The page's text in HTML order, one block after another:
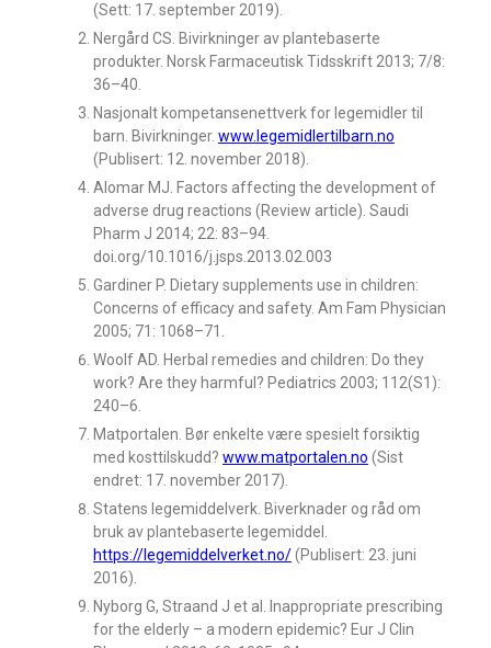
(Sett: 17. september 2019).
Nergård CS. Bivirkninger av plantebaserte
produkter. Norsk Farmaceutisk Tidsskrift 2013; 7/8:
36–40.
Nasjonalt kompetansenettverk for legemidler til
barn. Bivirkninger. www.legemidlertilbarn.no
(Publisert: 12. november 2018).
Alomar MJ. Factors affecting the development of
adverse drug reactions (Review article). Saudi
Pharm J 2014; 22: 83–94.
doi.org/10.1016/j.jsps.2013.02.003
Gardiner P. Dietary supplements use in children:
Concerns of efficacy and safety. Am Fam Physician
2005; 71: 1068–71.
Woolf AD. Herbal remedies and children: Do they
work? Are they harmful? Pediatrics 2003; 112(S1):
240–6.
Matportalen. Bør enkelte være spesielt forsiktig
med kosttilskudd? www.matportalen.no (Sist
endret: 17. november 2017).
Statens legemiddelverk. Biverknader og råd om
bruk av plantebaserte legemiddel.
https://legemiddelverket.no/(Publisert: 23. juni
2016).
Nyborg G, Straand J et al. Inappropriate prescribing
for the elderly – a modern epidemic? Eur J Clin